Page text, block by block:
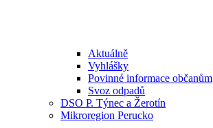
Aktuálně
Vyhlášky
Povinné informace občanům
Svoz odpadů
DSO P. Týnec a Žerotín
Mikroregion Perucko